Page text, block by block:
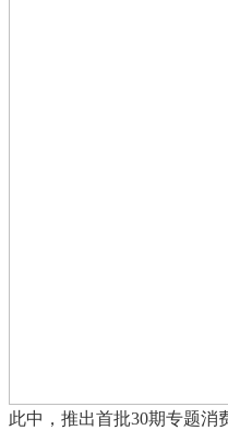
此中，推出首批30期专题消